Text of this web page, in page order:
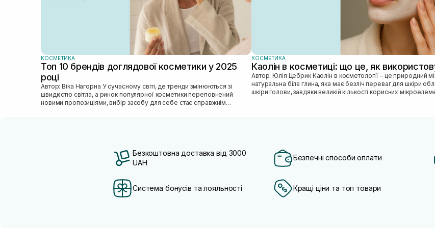
КОСМЕТИКА
Топ 10 брендів доглядової косметики у 2025
році
Автор: Віка Нагорна У сучасному світі, де тренди змінюються зі
швидкістю світла, а ринок популярної косметики переповнений
новими пропозиціями, вибір засобу для себе стає справжнім
КОСМЕТИКА
Каолін в косметиці: що це, як
Автор: Юлія Цебрик Каолін в косметології – це природний мінерал,
натуральна біла глина, яка має безліч переваг для шкіри
шкіри голови, завдяки великій кількості корисних
Безкоштовна доставка від 3000
UAH
Безпечні способи оплати
Система бонусів та лояльності Кращі ціни та топ товари